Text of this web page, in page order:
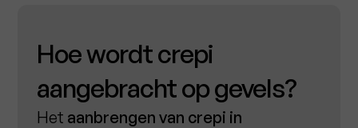
Hoe wordt crepi
aangebracht op gevels?
Het aanbrengen van crepi in